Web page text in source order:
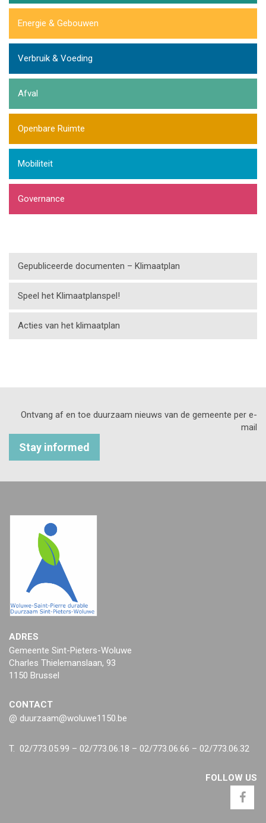
Energie & Gebouwen
Verbruik & Voeding
Afval
Openbare Ruimte
Mobiliteit
Governance
Gepubliceerde documenten – Klimaatplan
Speel het Klimaatplanspel!
Acties van het klimaatplan
Ontvang af en toe duurzaam nieuws van de gemeente per e-
mail
Stay informed
ADRES
Gemeente Sint-Pieters-Woluwe
Charles Thielemanslaan, 93
1150 Brussel
CONTACT
@ duurzaam@woluwe1150.be
T. 02/773.05.99 – 02/773.06.18 – 02/773.06.66 – 02/773.06.32
FOLLOW US